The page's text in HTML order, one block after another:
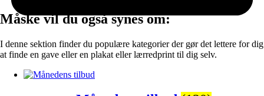
Måske vil du også synes om:
I denne sektion finder du populære kategorier der gør det lettere for dig
at finde en gave eller en plakat eller lærredprint til dig selv.